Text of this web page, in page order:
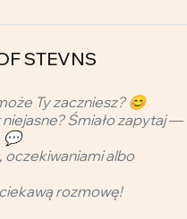
STEVNS
Ty zaczniesz? 😊
Śmiało zapytaj —
💬
oczekiwaniami albo
rozmowę!